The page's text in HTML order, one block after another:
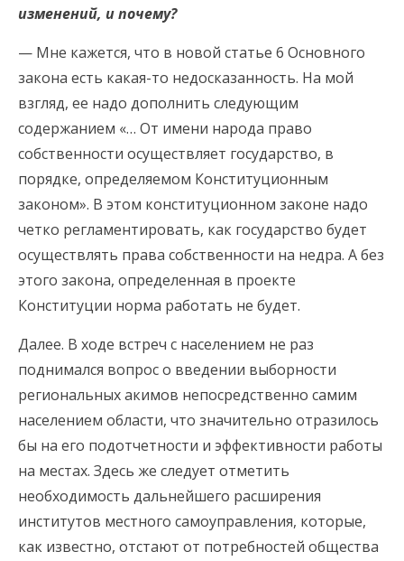
изменений, и почему?
— Мне кажется, что в новой статье 6 Основного
закона есть какая-то недосказанность. На мой
взгляд, ее надо дополнить следующим
содержанием «… От имени народа право
собственности осуществляет государство, в
порядке, определяемом Конституционным
законом». В этом конституционном законе надо
четко регламентировать, как государство будет
осуществлять права собственности на недра. А без
этого закона, определенная в проекте
Конституции норма работать не будет.
Далее. В ходе встреч с населением не раз
поднимался вопрос о введении выборности
региональных акимов непосредственно самим
населением области, что значительно отразилось
бы на его подотчетности и эффективности работы
на местах. Здесь же следует отметить
необходимость дальнейшего расширения
институтов местного самоуправления, которые,
как известно, отстают от потребностей общества